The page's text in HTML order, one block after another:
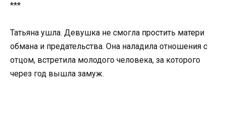
***
Татьяна ушла. Девушка не смогла простить матери
обмана и предательства. Она наладила отношения с
отцом, встретила молодого человека, за которого
через год вышла замуж.